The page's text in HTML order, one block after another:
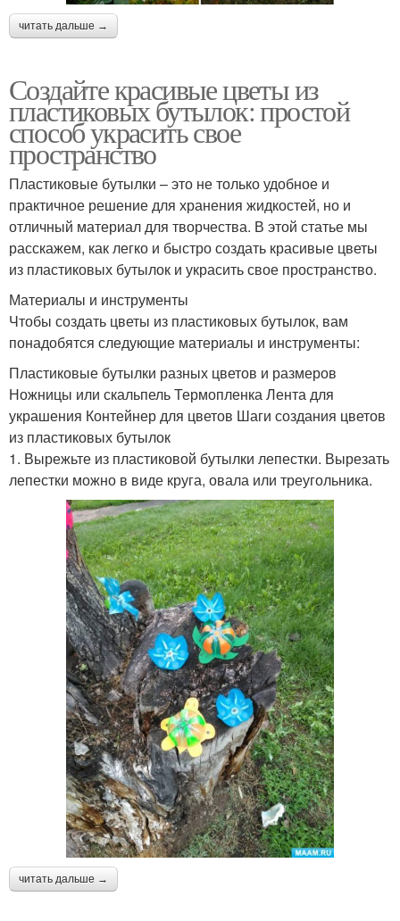
читать дальше →
Создайте красивые цветы из
пластиковых бутылок: простой
способ украсить свое
пространство
Пластиковые бутылки – это не только удобное и
практичное решение для хранения жидкостей, но и
отличный материал для творчества. В этой статье мы
расскажем, как легко и быстро создать красивые цветы
из пластиковых бутылок и украсить свое пространство.
Материалы и инструменты
Чтобы создать цветы из пластиковых бутылок, вам
понадобятся следующие материалы и инструменты:
Пластиковые бутылки разных цветов и размеров
Ножницы или скальпель Термопленка Лента для
украшения Контейнер для цветов Шаги создания цветов
из пластиковых бутылок
1. Вырежьте из пластиковой бутылки лепестки. Вырезать
лепестки можно в виде круга, овала или треугольника.
читать дальше →